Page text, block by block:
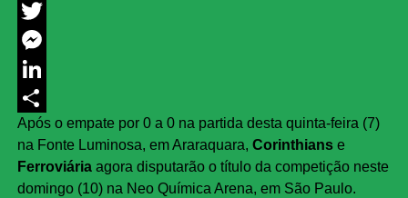
Facebook
Twitter
Messenger
LinkedIn
Share
Após o empate por 0 a 0 na partida desta quinta-feira (7)
na Fonte Luminosa, em Araraquara, Corinthianse
Ferroviáriaagora disputarão o título da competição neste
domingo (10) na Neo Química Arena, em São Paulo.